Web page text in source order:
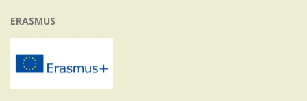
ERASMUS